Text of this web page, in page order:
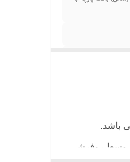
باشد.
وسط روفرشی